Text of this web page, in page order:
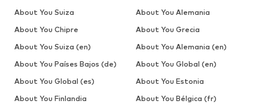
About You Suiza
About You Alemania
About You Chipre
About You Grecia
About You Suiza (en)
About You Alemania (en)
About You Países Bajos (de)
About You Global (en)
About You Global (es)
About You Estonia
About You Finlandia
About You Bélgica (fr)